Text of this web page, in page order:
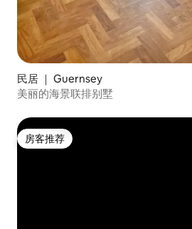
民居 ｜ Guernsey
美丽的海景联排别墅
房客推荐
房客推荐